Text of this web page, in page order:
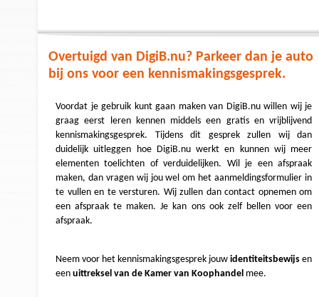
Overtuigd van DigiB.nu? Parkeer dan je auto
bij ons voor een kennismakingsgesprek.
Voordat je gebruik kunt gaan maken van DigiB.nu willen wij je
graag eerst leren kennen middels een gratis en vrijblijvend
kennismakingsgesprek. Tijdens dit gesprek zullen wij dan
duidelijk uitleggen hoe DigiB.nu werkt en kunnen wij meer
elementen toelichten of verduidelijken. Wil je een afspraak
maken, dan vragen wij jou wel om het aanmeldingsformulier in
te vullen en te versturen. Wij zullen dan contact opnemen om
een afspraak te maken. Je kan ons ook zelf bellen voor een
afspraak.
Neem voor het kennismakingsgesprek jouw identiteitsbewijs en
een uittreksel van de Kamer van Koophandel mee.